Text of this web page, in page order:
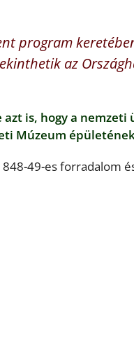
program
az
azt is, hogy a
Múzeum
49-es forradalom